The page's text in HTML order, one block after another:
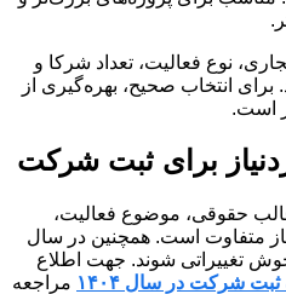
نوع فعالیت، تعداد شرکا و
برای انتخاب صحیح، بهره‌گیری از
است.
برای ثبت شرکت
حقوقی، موضوع فعالیت،
متفاوت است. همچنین در سال
تغییراتی شوند. جهت اطلاع
ثبت شرکت در سال ۱۴۰۴
مراجعه